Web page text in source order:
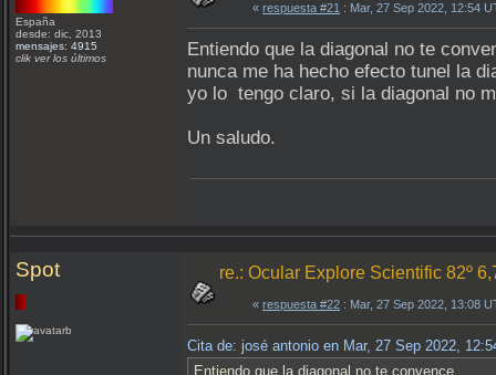
España
desde: dic, 2013
mensajes: 4915
clik ver los últimos
« respuesta #21 : Mar, 27 Sep 2022, 12:54
Entiendo que la diagonal no te
nunca me ha hecho efecto tunel la
yo lo tengo claro, si la diagonal no
Un saludo.
Spot re.: Ocular Explore Scientific 82º
« respuesta #22 : Mar, 27 Sep 2022, 13:08
Cita de: josé antonio en Mar, 27 Sep 2022,
Entiendo que la diagonal no te convence,